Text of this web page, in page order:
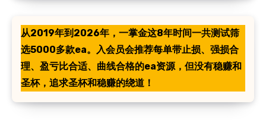
从2019年到2026年，一掌金这8年时间一共测试筛
选5000多款ea。入会员会推荐每单带止损、强损合
理、盈亏比合适、曲线合格的ea资源，但没有稳赚和
圣杯，追求圣杯和稳赚的绕道！